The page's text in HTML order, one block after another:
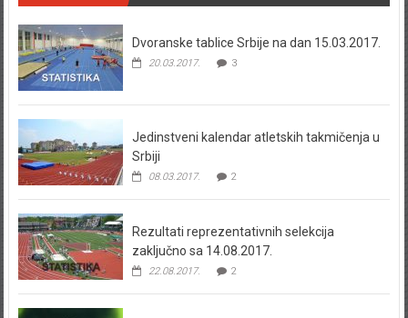
Dvoranske tablice Srbije na dan 15.03.2017.
20.03.2017. 3
Jedinstveni kalendar atletskih takmičenja u
Srbiji
08.03.2017. 2
Rezultati reprezentativnih selekcija
zaključno sa 14.08.2017.
22.08.2017. 2